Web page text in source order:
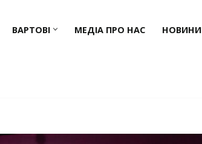
ВАРТОВІ МЕДІА ПРО НАС НОВИНИ